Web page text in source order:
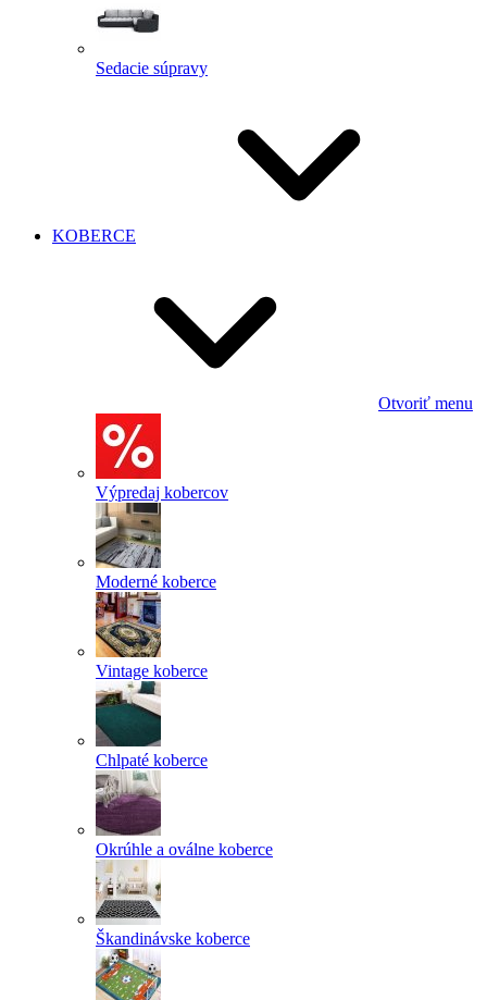
Sedacie súpravy
KOBERCE
Otvoriť menu
Výpredaj kobercov
Moderné koberce
Vintage koberce
Chlpaté koberce
Okrúhle a oválne koberce
Škandinávske koberce